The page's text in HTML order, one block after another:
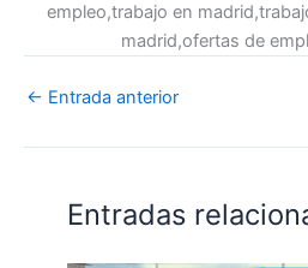
empleo,trabajo en
madrid,ofertas de
← Entrada anterior
Entradas